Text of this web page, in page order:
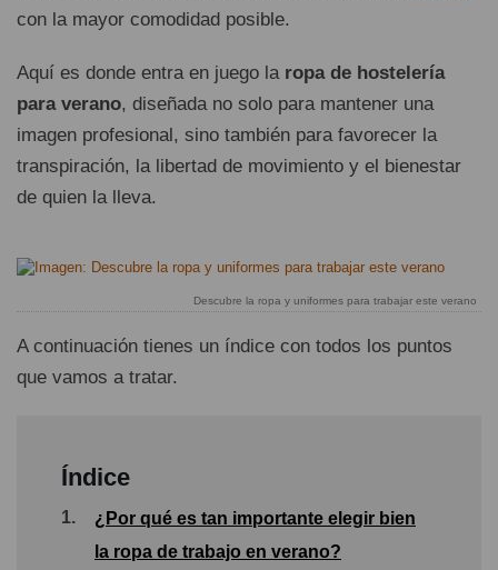
con la mayor comodidad posible.
Aquí es donde entra en juego la ropa de hostelería
para verano, diseñada no solo para mantener una
imagen profesional, sino también para favorecer la
transpiración, la libertad de movimiento y el bienestar
de quien la lleva.
Descubre la ropa y uniformes para trabajar este verano
A continuación tienes un índice con todos los puntos
que vamos a tratar.
Índice
1.
¿Por qué es tan importante elegir bien
la ropa de trabajo en verano?